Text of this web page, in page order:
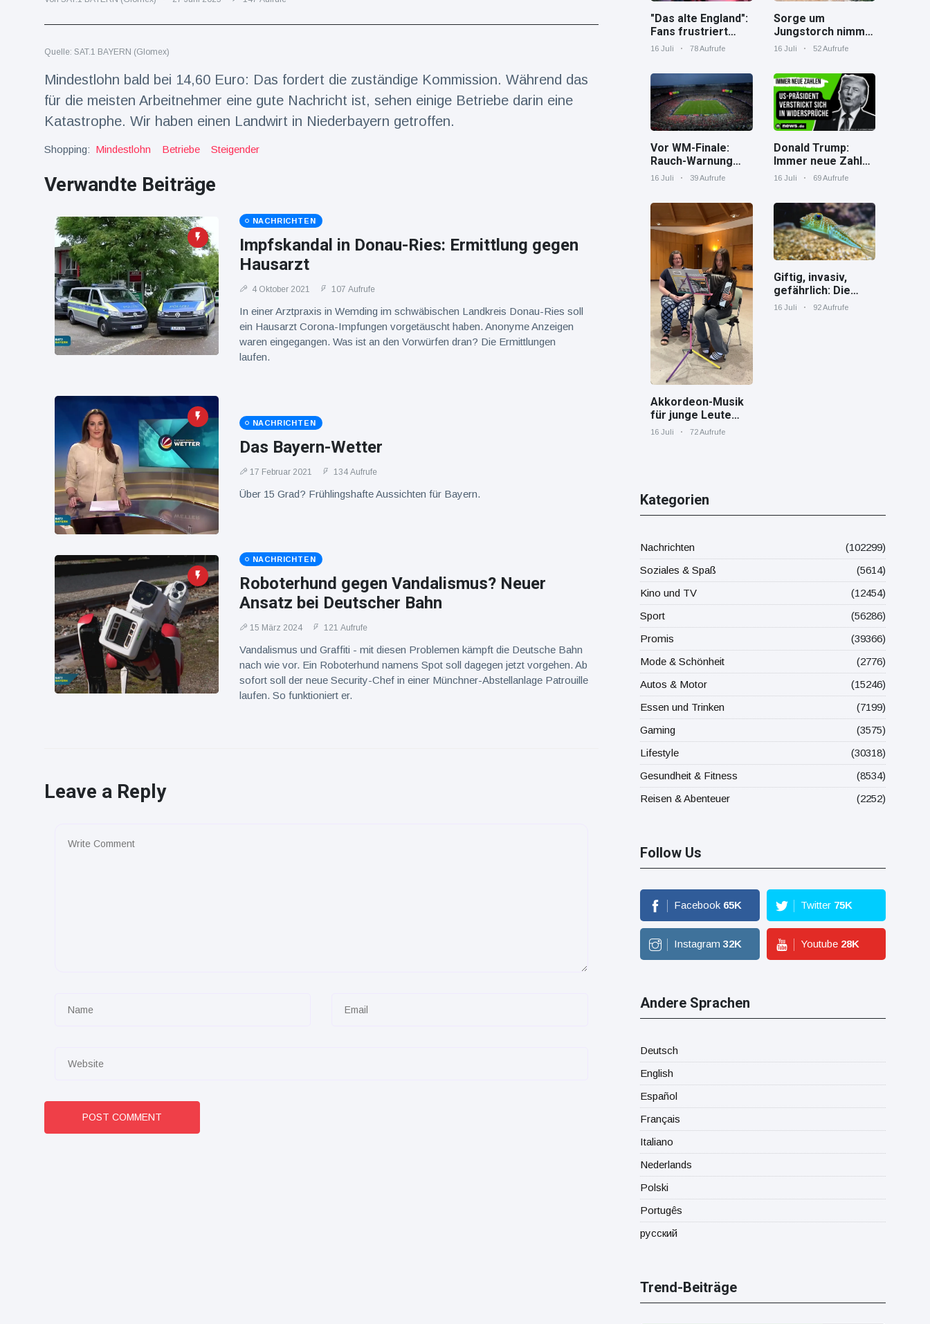
Reisen & Abenteuer (2252)
Neueste
Nachrichten
"Das alte
Fans
nach WM-
Aus
Jungstorch
nimmt
glückliche
Wendung
16 Juli
52
Aufrufe
Vor WM-
Finale:
Rauch-
Warnung
und Hitze
in New
York
16 Juli
39
Aufrufe
Quelle: SAT.1 BAYERN (Glomex)
Mindestlohn bald bei 14,60 Euro: Das fordert die zuständige Kommission. Während das
für die meisten Arbeitnehmer eine gute Nachricht ist, sehen einige Betriebe darin eine
Katastrophe. Wir haben einen Landwirt in Niederbayern getroffen.
Shopping: Mindestlohn Betriebe Steigender
Verwandte Beiträge
NACHRICHTEN
Impfskandal in Donau-Ries: Ermittlung gegen
Hausarzt
4 Oktober 2021 107 Aufrufe
In einer Arztpraxis in Wemding im schwäbischen Landkreis Donau-Ries soll
ein Hausarzt Corona-Impfungen vorgetäuscht haben. Anonyme Anzeigen
waren eingegangen. Was ist an den Vorwürfen dran? Die Ermittlungen
laufen.
NACHRICHTEN
Das Bayern-Wetter
17 Februar 2021 134 Aufrufe
Über 15 Grad? Frühlingshafte Aussichten für Bayern.
NACHRICHTEN
Roboterhund gegen Vandalismus? Neuer
Ansatz bei Deutscher Bahn
15 März 2024 121 Aufrufe
Vandalismus und Graffiti - mit diesen Problemen kämpft die Deutsche Bahn
nach wie vor. Ein Roboterhund namens Spot soll dagegen jetzt vorgehen. Ab
sofort soll der neue Security-Chef in einer Münchner-Abstellanlage Patrouille
laufen. So funktioniert er.
Leave a Reply
POST COMMENT
"Das alte England":
Fans frustriert
nach WM-Aus
16 Juli 78 Aufrufe
Sorge um
Jungstorch nimmt
glückliche
16 Juli 52 Aufrufe
Vor WM-Finale:
Rauch-Warnung
und Hitze in New
16 Juli 39 Aufrufe
Donald Trump:
Immer neue Zahlen
– US-Präsident
Widersprüche
16 Juli 69 Aufrufe
Akkordeon-Musik
für junge Leute
Jana von den
wie "jung" das
Instrument sein
kann.
16 Juli 72 Aufrufe
Giftig, invasiv,
gefährlich: Die
Spaßverderber im
16 Juli 92 Aufrufe
Kategorien
Nachrichten
(102299)
Soziales & Spaß
(5614)
Kino und TV
(12454)
Sport
(56286)
Promis
(39366)
Mode & Schönheit
(2776)
Autos & Motor
(15246)
Essen und Trinken
(7199)
Gaming
(3575)
Lifestyle
(30318)
Gesundheit & Fitness
(8534)
Reisen & Abenteuer
(2252)
Follow Us
Facebook 65K Twitter 75K
Instagram 32K Youtube 28K
Andere Sprachen
Deutsch
English
Español
Français
Italiano
Nederlands
Polski
Portugês
русский
Trend-Beiträge